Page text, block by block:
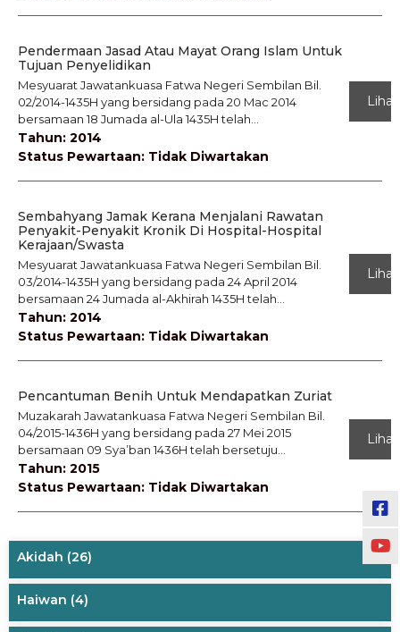
Pendermaan Jasad Atau Mayat Orang Islam Untuk
Tujuan Penyelidikan
Mesyuarat Jawatankuasa Fatwa Negeri Sembilan Bil.
02/2014-1435H yang bersidang pada 20 Mac 2014
bersamaan 18 Jumada al-Ula 1435H telah...
Tahun: 2014
Status Pewartaan: Tidak Diwartakan
Lihat
Sembahyang Jamak Kerana Menjalani Rawatan
Penyakit-Penyakit Kronik Di Hospital-Hospital
Kerajaan/Swasta
Mesyuarat Jawatankuasa Fatwa Negeri Sembilan Bil.
03/2014-1435H yang bersidang pada 24 April 2014
bersamaan 24 Jumada al-Akhirah 1435H telah...
Tahun: 2014
Status Pewartaan: Tidak Diwartakan
Lihat
Pencantuman Benih Untuk Mendapatkan Zuriat
Muzakarah Jawatankuasa Fatwa Negeri Sembilan Bil.
04/2015-1436H yang bersidang pada 27 Mei 2015
bersamaan 09 Sya’ban 1436H telah bersetuju...
Tahun: 2015
Status Pewartaan: Tidak Diwartakan
Lihat
Akidah (26)
Haiwan (4)